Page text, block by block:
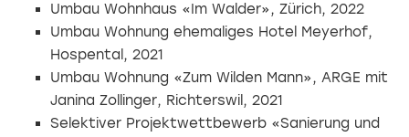
Umbau Wohnhaus «Im Walder», Zürich, 2022
Umbau Wohnung ehemaliges Hotel Meyerhof,
Hospental, 2021
Umbau Wohnung «Zum Wilden Mann», ARGE mit
Janina Zollinger, Richterswil, 2021
Selektiver Projektwettbewerb «Sanierung und